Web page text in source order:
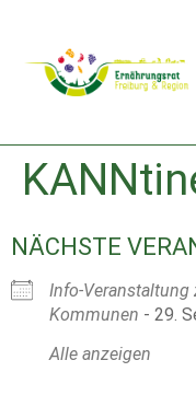
NÄCHSTE
Info-
Kommunen - 29.
Alle anzeigen